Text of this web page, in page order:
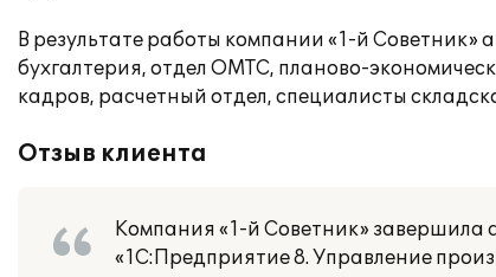
В результате работы компании «1-й
бухгалтерия, отдел ОМТС, планово-
кадров, расчетный отдел, специалисты
Отзыв клиента
Компания «1-й Советник»
«1С:Предприятие 8. Управление